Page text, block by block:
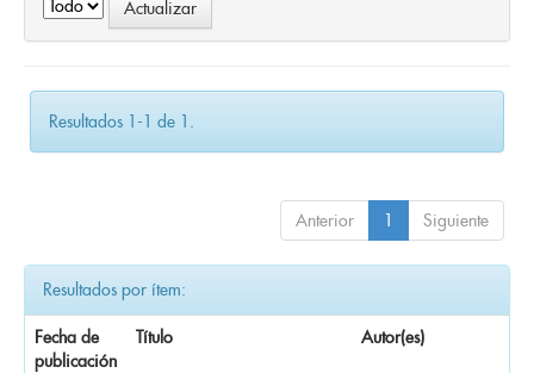
Resultados 1-1 de 1.
Anterior 1 Siguiente
Resultados por ítem:
Fecha de
publicación
Título Autor(es)